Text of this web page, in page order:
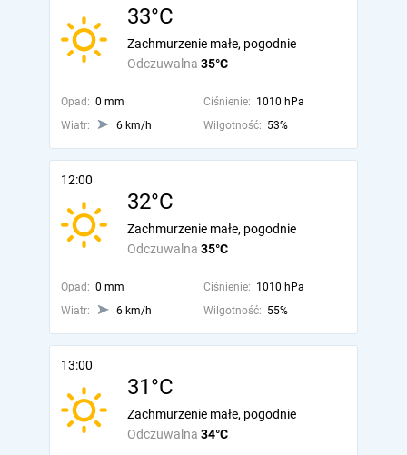
33°C
Odczuwalna 35°C
Zachmurzenie małe, pogodnie
Opad: 0 mm Ciśnienie: 1010 hPa
Wiatr:
6 km/h Wilgotność: 53%
12:00
32°C
Odczuwalna 35°C
Zachmurzenie małe, pogodnie
Opad: 0 mm Ciśnienie: 1010 hPa
Wiatr:
6 km/h Wilgotność: 55%
13:00
31°C
Odczuwalna 34°C
Zachmurzenie małe, pogodnie